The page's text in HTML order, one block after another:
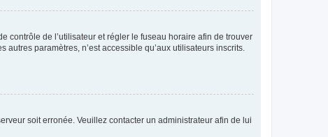
contrôle de l’utilisateur et régler le fuseau horaire afin de trouver
paramètres, n’est accessible qu’aux utilisateurs inscrits.
soit erronée. Veuillez contacter un administrateur afin de lui